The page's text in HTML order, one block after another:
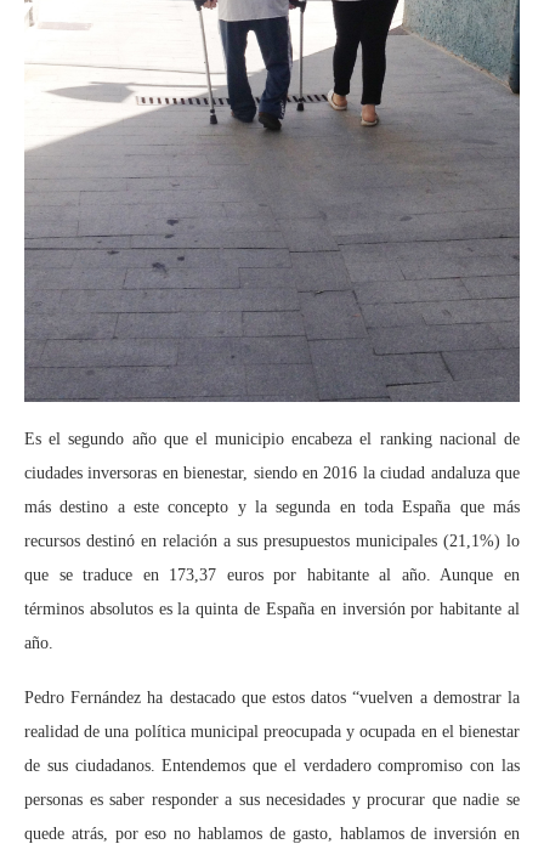
Es el segundo año que el municipio encabeza el ranking nacional de
ciudades inversoras en bienestar, siendo en 2016 la ciudad andaluza que
más destino a este concepto y la segunda en toda España que más
recursos destinó en relación a sus presupuestos municipales (21,1%) lo
que se traduce en 173,37 euros por habitante al año. Aunque en
términos absolutos es la quinta de España en inversión por habitante al
año.
Pedro Fernández ha destacado que estos datos “vuelven a demostrar la
realidad de una política municipal preocupada y ocupada en el bienestar
de sus ciudadanos. Entendemos que el verdadero compromiso con las
personas es saber responder a sus necesidades y procurar que nadie se
quede atrás, por eso no hablamos de gasto, hablamos de inversión en